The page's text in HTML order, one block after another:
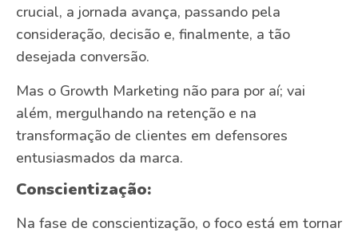
crucial, a jornada avança, passando pela
consideração, decisão e, finalmente, a tão
desejada conversão.
Mas o Growth Marketing não para por aí; vai
além, mergulhando na retenção e na
transformação de clientes em defensores
entusiasmados da marca.
Conscientização:
Na fase de conscientização, o foco está em tornar